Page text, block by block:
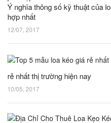
Ý nghĩa thông số kỹ thuật của
hợp nhất
12/07, 2017
rẻ nhất thị trường hiện nay
10/05, 2017